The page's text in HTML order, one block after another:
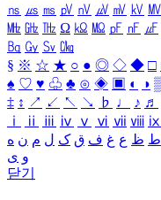
㎱ ㎲ ㎳ ㎴ ㎵ ㎶ ㎷ ㎸ ㎹
㎒ ㎓ ㎔ Ω ㏀ ㏁ ㎊ ㎋ ㎌
㏃ ㏉ ㏜ ㏆
§ ※ ☆ ★ ○ ● ◎ ◇ ◆ □
♠ ♡ ♥ ♧ ♣ ⊙ ◈ ▣ ◐ ◑
‡ ↕ ↗ ↙ ↖ ↘ ♭ ♩ ♪ ♬
ⅰ
ⅱ ⅲ ⅳ ⅴ ⅵ ⅶ ⅷ ⅸ
ط ظ ع غ ف ق ک ل م ن ه
و ی
닫기